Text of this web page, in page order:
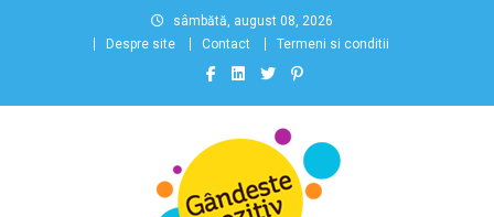
sâmbătă, august 08, 2026
Despre site
Contact Termeni si conditii